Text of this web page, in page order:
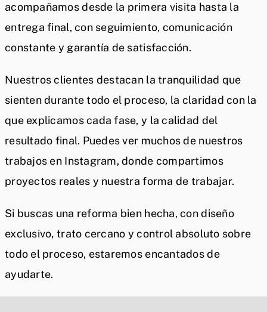
acompañamos desde la primera visita hasta la
entrega final, con seguimiento, comunicación
constante y garantía de satisfacción.
Nuestros clientes destacan la tranquilidad que
sienten durante todo el proceso, la claridad con la
que explicamos cada fase, y la calidad del
resultado final. Puedes ver muchos de nuestros
trabajos en Instagram, donde compartimos
proyectos reales y nuestra forma de trabajar.
Si buscas una reforma bien hecha, con diseño
exclusivo, trato cercano y control absoluto sobre
todo el proceso, estaremos encantados de
ayudarte.